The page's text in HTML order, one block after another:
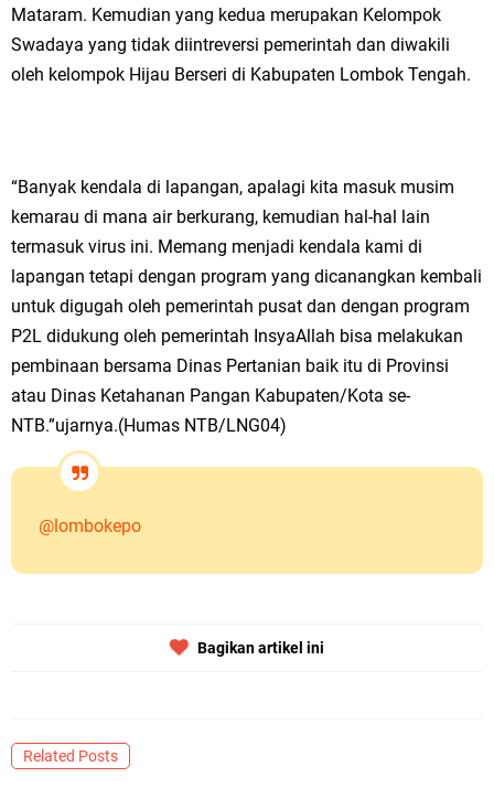
Mataram. Kemudian yang kedua merupakan Kelompok
Swadaya yang tidak diintreversi pemerintah dan diwakili
oleh kelompok Hijau Berseri di Kabupaten Lombok Tengah.
“Banyak kendala di lapangan, apalagi kita masuk musim
kemarau di mana air berkurang, kemudian hal-hal lain
termasuk virus ini. Memang menjadi kendala kami di
lapangan tetapi dengan program yang dicanangkan kembali
untuk digugah oleh pemerintah pusat dan dengan program
P2L didukung oleh pemerintah InsyaAllah bisa melakukan
pembinaan bersama Dinas Pertanian baik itu di Provinsi
atau Dinas Ketahanan Pangan Kabupaten/Kota se-
NTB.”ujarnya.(Humas NTB/LNG04)
@lombokepo
Bagikan artikel ini
Related Posts